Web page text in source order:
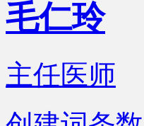
毛仁玲
主任医师